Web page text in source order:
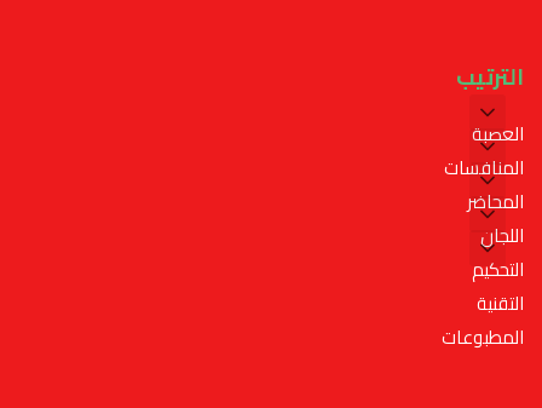
الترتيب
العصبة
المنافسات
المحاضر
اللجان
التحكيم
التقنية
المطبوعات